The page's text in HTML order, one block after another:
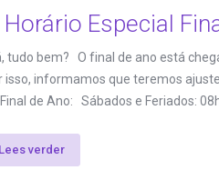
Horário Especial
tudo bem? O final de ano está
isso, informamos que teremos
de Ano: Sábados e Feriados: 08h
Lees verder